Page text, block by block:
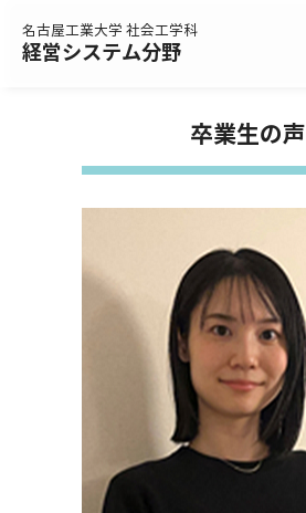
名古屋工業大学 社会工学科
経営システム分野
卒業生の声